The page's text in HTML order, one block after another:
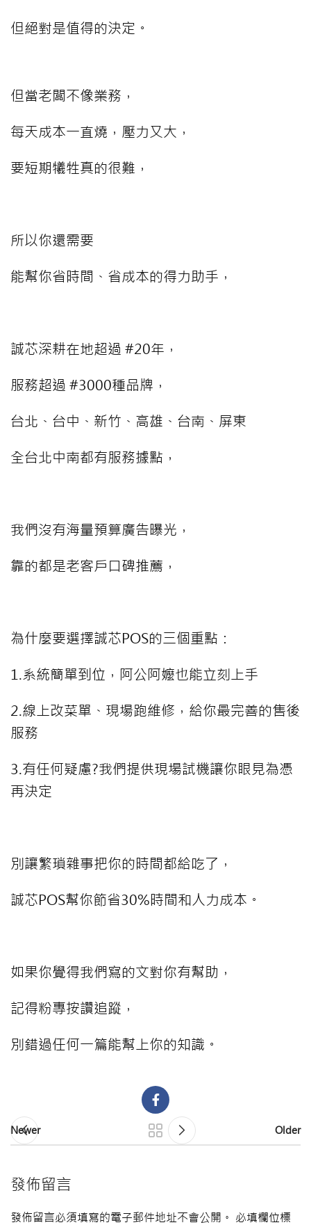
但絕對是值得的決定。
但當老闆不像業務，
每天成本一直燒，壓力又大，
要短期犧牲真的很難，
所以你還需要
能幫你省時間、省成本的得力助手，
誠芯深耕在地超過 #20年，
服務超過 #3000種品牌，
台北、台中、新竹、高雄、台南、屏東
全台北中南都有服務據點，
我們沒有海量預算廣告曝光，
靠的都是老客戶口碑推薦，
為什麼要選擇誠芯POS的三個重點：
1.系統簡單到位，阿公阿嬤也能立刻上手
2.線上改菜單、現場跑維修，給你最完善的售後
服務
3.有任何疑慮?我們提供現場試機讓你眼見為憑
再決定
別讓繁瑣雜事把你的時間都給吃了，
誠芯POS幫你節省30%時間和人力成本。
如果你覺得我們寫的文對你有幫助，
記得粉專按讚追蹤，
別錯過任何一篇能幫上你的知識。
Newer Older
發佈留言
發佈留言必須填寫的電子郵件地址不會公開。 必填欄位標